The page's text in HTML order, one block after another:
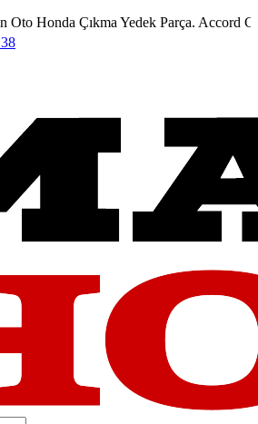
Honda Çıkma Yedek Parça. Accord City